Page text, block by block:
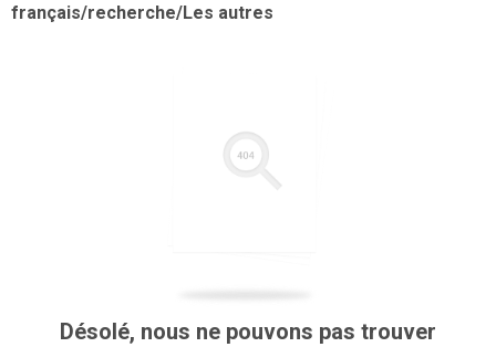
français/recherche/Les autres
Désolé, nous ne pouvons pas trouver